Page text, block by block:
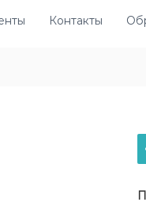
Контакты